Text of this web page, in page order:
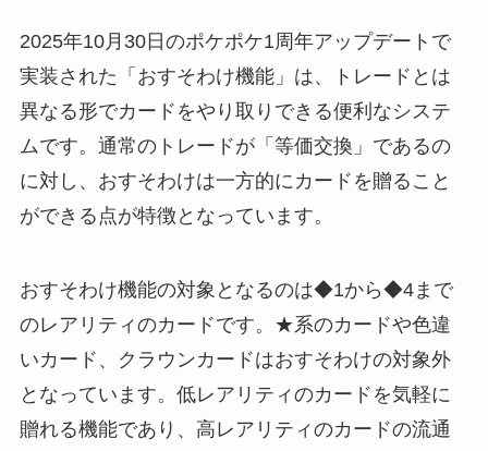
2025年10月30日のポケポケ1周年アップデートで
実装された「おすそわけ機能」は、トレードとは
異なる形でカードをやり取りできる便利なシステ
ムです。通常のトレードが「等価交換」であるの
に対し、おすそわけは一方的にカードを贈ること
ができる点が特徴となっています。
おすそわけ機能の対象となるのは◆1から◆4まで
のレアリティのカードです。★系のカードや色違
いカード、クラウンカードはおすそわけの対象外
となっています。低レアリティのカードを気軽に
贈れる機能であり、高レアリティのカードの流通